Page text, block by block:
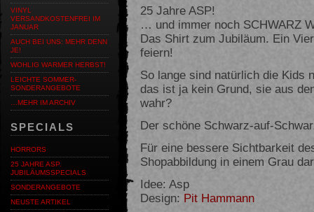
VINYL
VERSANDKOSTENFREI IM
JANUAR
AUCH BEI UNS: MEHR DENN
JE!
WOHLIG WARMER HERBST!
LEICHTE SOMMER-
SONDERANGEBOTE
…MEHR IM ARCHIV
SPECIALS
HORRORS
25 JAHRE ASP.
JUBILÄUMSSPECIALS
SONDERANGEBOTE
NEUSTE ARTIKEL
25 Jahre ASP!
… und immer noch SCHWARZ
Das Shirt zum Jubiläum. Ein
feiern!
So lange sind natürlich die Kids
das ist ja kein Grund, sie aus
wahr?
Der schöne Schwarz-auf-
Für eine bessere Sichtbarkeit
Shopabbildung in einem Grau
Idee: Asp
Design: Pit Hammann